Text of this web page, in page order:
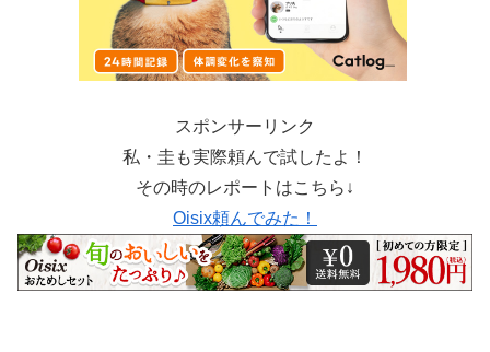
スポンサーリンク
私・圭も実際頼んで試したよ！
その時のレポートはこちら↓
Oisix頼んでみた！